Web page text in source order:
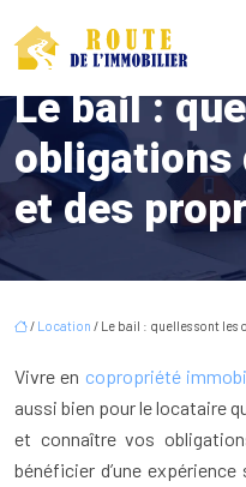
Le bail :
obligations
et des
/ Location / Le bail : quelles sont les
Vivre en copropriété
aussi bien pour le locataire
et connaître vos
bénéficier d’une